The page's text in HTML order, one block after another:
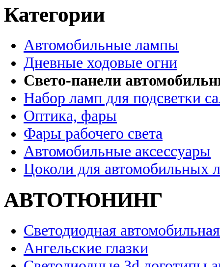
Категории
Автомобильные лампы
Дневные ходовые огни
Свето-панели
Набор ламп для подсветки
Оптика, фары
Фары рабочего света
Автомобильные аксессуары
Цоколи для автомобильных
АВТОТЮНИНГ
Светодиодная
Ангельские глазки